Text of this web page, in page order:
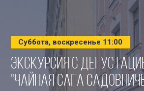
Суббота, воскресенье 11:00
ЭКСКУРСИЯ С
"ЧАЙНАЯ САГА